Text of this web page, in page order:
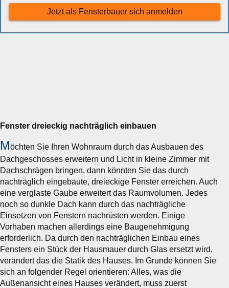
Jetzt als Fensterbauer sich anmelden
Fenster dreieckig nachträglich einbauen
Möchten Sie Ihren Wohnraum durch das Ausbauen des
Dachgeschosses erweitern und Licht in kleine Zimmer mit
Dachschrägen bringen, dann könnten Sie das durch
nachträglich eingebaute, dreieckige Fenster erreichen. Auch
eine verglaste Gaube erweitert das Raumvolumen. Jedes
noch so dunkle Dach kann durch das nachträgliche
Einsetzen von Fenstern nachrüsten werden. Einige
Vorhaben machen allerdings eine Baugenehmigung
erforderlich. Da durch den nachträglichen Einbau eines
Fensters ein Stück der Hausmauer durch Glas ersetzt wird,
verändert das die Statik des Hauses. Im Grunde können Sie
sich an folgender Regel orientieren: Alles, was die
Außenansicht eines Hauses verändert, muss zuerst